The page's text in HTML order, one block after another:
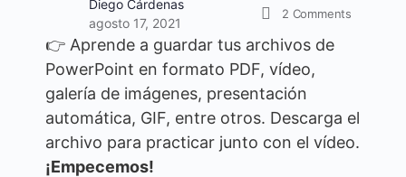
Diego Cárdenas
agosto 17, 2021
2 Comments
👉 Aprende a guardar tus archivos de
PowerPoint en formato PDF, vídeo,
galería de imágenes, presentación
automática, GIF, entre otros. Descarga el
archivo para practicar junto con el vídeo.
¡Empecemos!